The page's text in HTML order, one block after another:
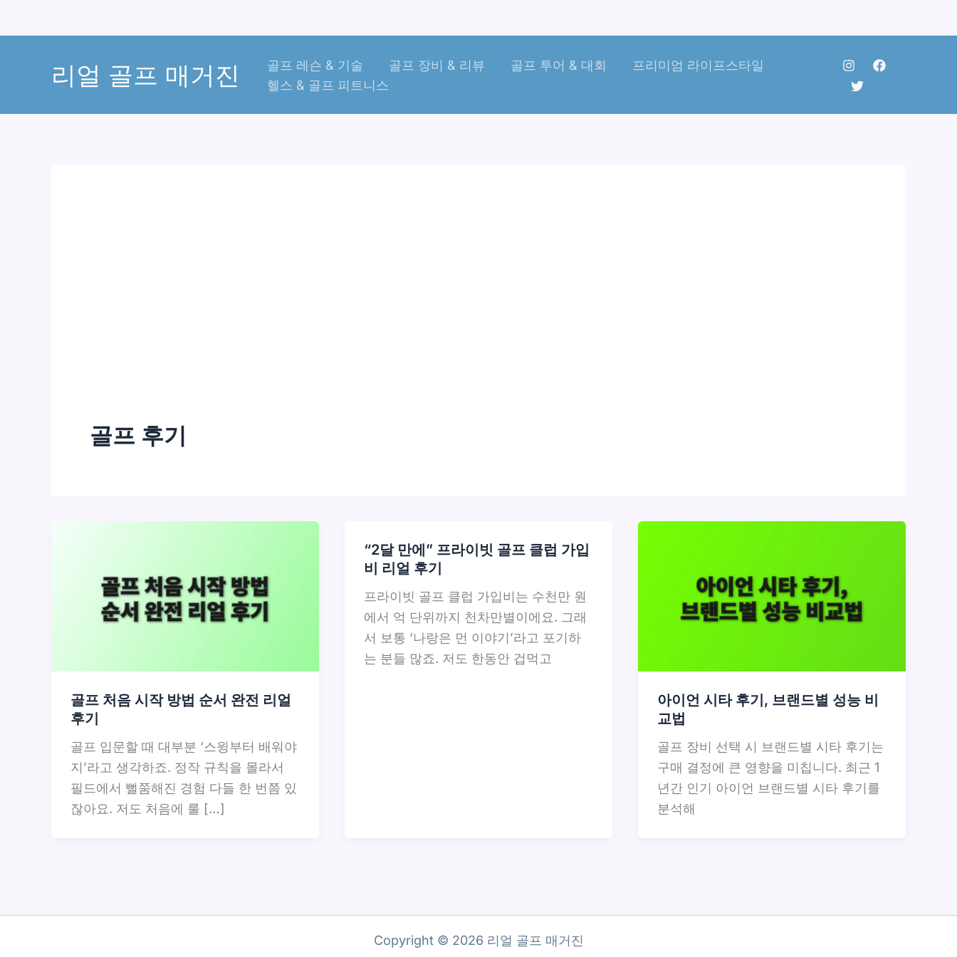
리얼 골프 매거진 골프 레슨 & 기술 골프 장비 & 리뷰 골프 투어 & 대회
프리미엄 라이프스타일
헬스 & 골프 피트니스
골프 후기
골프 처음 시작 방법 순서 완전 리얼
후기
골프 입문할 때 대부분 ‘스윙부터 배워야
지’라고 생각하죠. 정작 규칙을 몰라서
필드에서 뻘쭘해진 경험 다들 한 번쯤 있
잖아요. 저도 처음에 룰 […]
“2달 만에” 프라이빗 골프 클럽 가입
비 리얼 후기
프라이빗 골프 클럽 가입비는 수천만 원
에서 억 단위까지 천차만별이에요. 그래
서 보통 ‘나랑은 먼 이야기’라고 포기하
는 분들 많죠. 저도 한동안 겁먹고
아이언 시타 후기, 브랜드별 성능 비
교법
골프 장비 선택 시 브랜드별 시타 후기는
구매 결정에 큰 영향을 미칩니다. 최근 1
년간 인기 아이언 브랜드별 시타 후기를
분석해
Copyright © 2026 리얼 골프 매거진